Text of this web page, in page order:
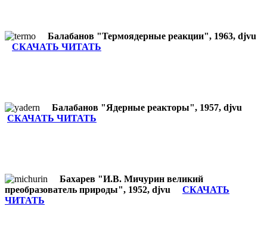
Балабанов "Термоядерные реакции", 1963, djvu
СКАЧАТЬ ЧИТАТЬ
Балабанов "Ядерные реакторы", 1957, djvu
СКАЧАТЬ ЧИТАТЬ
Бахарев "И.В. Мичурин великий
преобразователь природы", 1952, djvu СКАЧАТЬ
ЧИТАТЬ